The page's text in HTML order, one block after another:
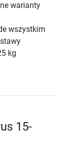
warianty
wszystkim
kg
15-